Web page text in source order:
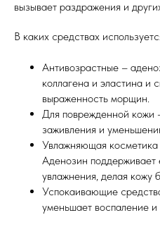
вызывает раздражения и
В каких средствах
Антивозрастные –
коллагена и эластина и
выраженность морщин.
Для поврежденной кожи
заживления и
Увлажняющая
Аденозин поддерживает
увлажнения, делая кожу
Успокаивающие
уменьшает воспаление и